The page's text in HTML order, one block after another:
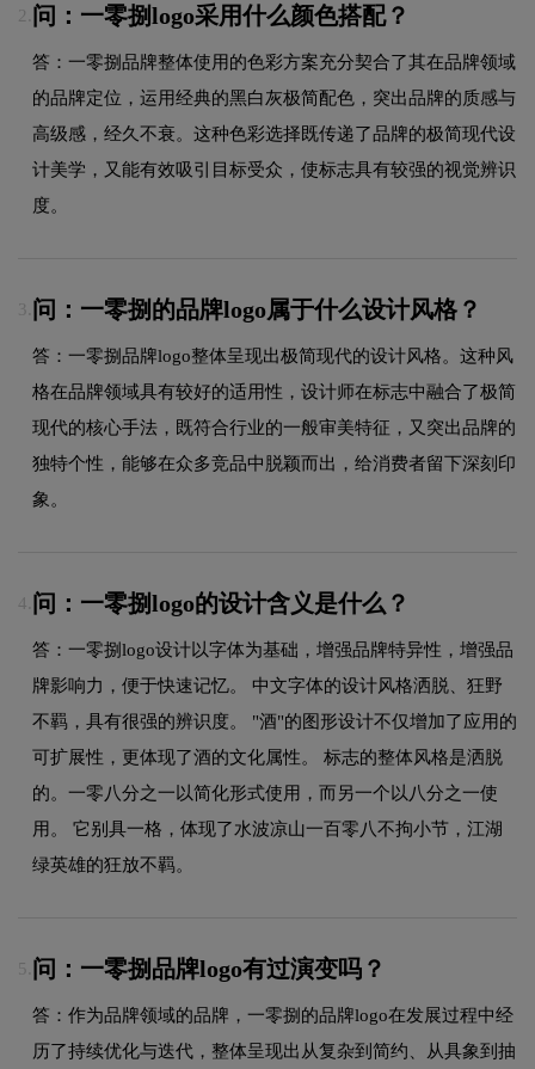
2. 问：一零捌logo采用什么颜色搭配？
答：一零捌品牌整体使用的色彩方案充分契合了其在品牌领域
的品牌定位，运用经典的黑白灰极简配色，突出品牌的质感与
高级感，经久不衰。这种色彩选择既传递了品牌的极简现代设
计美学，又能有效吸引目标受众，使标志具有较强的视觉辨识
度。
3. 问：一零捌的品牌logo属于什么设计风格？
答：一零捌品牌logo整体呈现出极简现代的设计风格。这种风
格在品牌领域具有较好的适用性，设计师在标志中融合了极简
现代的核心手法，既符合行业的一般审美特征，又突出品牌的
独特个性，能够在众多竞品中脱颖而出，给消费者留下深刻印
象。
4. 问：一零捌logo的设计含义是什么？
答：一零捌logo设计以字体为基础，增强品牌特异性，增强品
牌影响力，便于快速记忆。 中文字体的设计风格洒脱、狂野
不羁，具有很强的辨识度。 "酒"的图形设计不仅增加了应用的
可扩展性，更体现了酒的文化属性。 标志的整体风格是洒脱
的。一零八分之一以简化形式使用，而另一个以八分之一使
用。 它别具一格，体现了水波凉山一百零八不拘小节，江湖
绿英雄的狂放不羁。
5. 问：一零捌品牌logo有过演变吗？
答：作为品牌领域的品牌，一零捌的品牌logo在发展过程中经
历了持续优化与迭代，整体呈现出从复杂到简约、从具象到抽